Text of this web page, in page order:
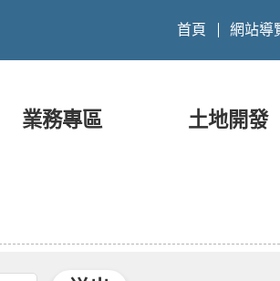
首頁
網站導
業務專區 土地開發